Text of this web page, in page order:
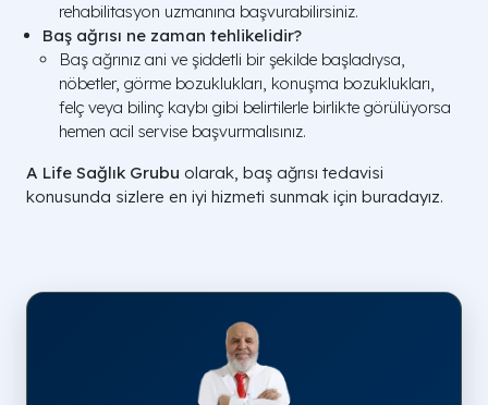
rehabilitasyon uzmanına başvurabilirsiniz.
Baş ağrısı ne zaman tehlikelidir?
Baş ağrınız ani ve şiddetli bir şekilde başladıysa,
nöbetler, görme bozuklukları, konuşma bozuklukları,
felç veya bilinç kaybı gibi belirtilerle birlikte görülüyorsa
hemen acil servise başvurmalısınız.
A Life Sağlık Grubu olarak, baş ağrısı tedavisi
konusunda sizlere en iyi hizmeti sunmak için buradayız.